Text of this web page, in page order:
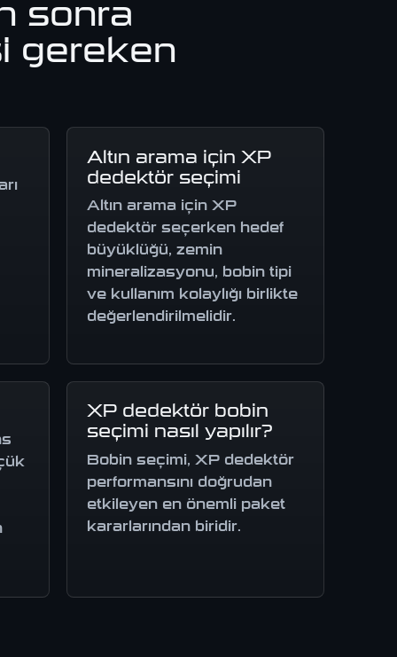
sonra
gereken
Altın arama için XP
dedektör seçimi
Altın arama için XP
dedektör seçerken hedef
büyüklüğü, zemin
mineralizasyonu, bobin tipi
ve kullanım kolaylığı birlikte
değerlendirilmelidir.
XP dedektör bobin
seçimi nasıl yapılır?
Bobin seçimi, XP dedektör
performansını doğrudan
etkileyen en önemli paket
kararlarından biridir.